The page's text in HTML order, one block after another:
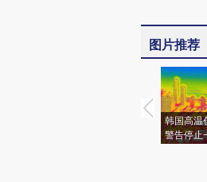
图片推荐
韩国高温
警告停止